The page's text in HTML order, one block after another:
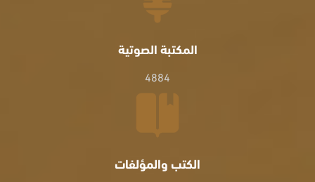
المكتبة الصوتية
4884
الكتب والمؤلفات